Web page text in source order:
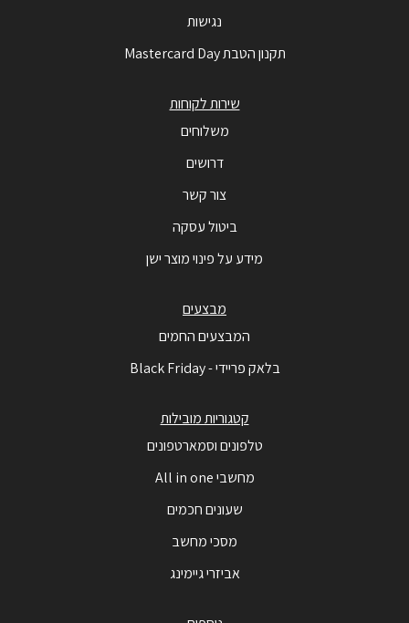
נגישות
תקנון הטבת Mastercard Day
שירות לקוחות
משלוחים
דרושים
צור קשר
ביטול עסקה
מידע על פינוי מוצר ישן
מבצעים
המבצעים החמים
בלאק פריידי - Black Friday
קטגוריות מובילות
טלפונים וסמארטפונים
מחשבי All in one
שעונים חכמים
מסכי מחשב
אביזרי גיימינג